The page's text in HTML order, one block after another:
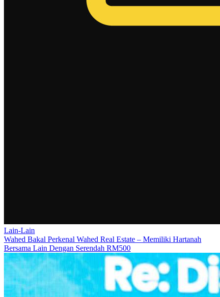
Lain-Lain
Wahed Bakal Perkenal Wahed Real Estate – Memiliki Hartanah
Bersama Lain Dengan Serendah RM500